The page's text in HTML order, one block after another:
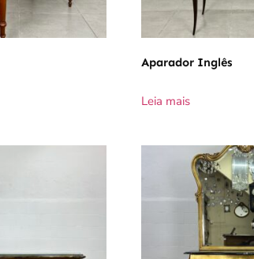
Aparador Inglês
Leia mais